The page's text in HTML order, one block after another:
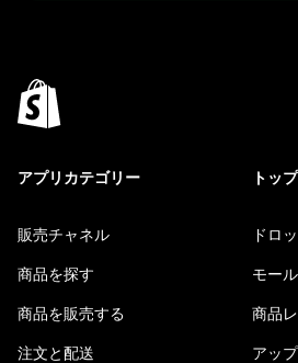
アプリカテゴリー
販売チャネル
商品を探す
商品を販売する
注文と配送
トッ
ドロ
モー
商品
アッ